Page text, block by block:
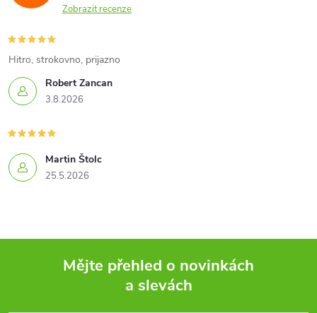
Zobrazit recenze
Robert Zancan
3.8.2026
Hitro, strokovno, prijazno
Martin Štolc
25.5.2026
Mějte přehled o novinkách
a slevách